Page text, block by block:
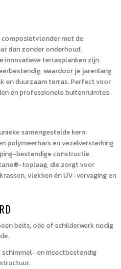
composietvlonder met de
dan zonder onderhoud,
innovatieve terrasplanken zijn
waardoor je jarenlang
en duurzaam terras. Perfect voor
en professionele buitenruimtes.
samengestelde kern:
polymeerhars en vezelversterking
bestendige constructie.
toplaag, die zorgt voor
vlekken én UV-vervaging en
beits, olie of schilderwerk nodig
en insectbestendig